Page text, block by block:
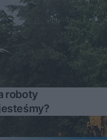
roboty